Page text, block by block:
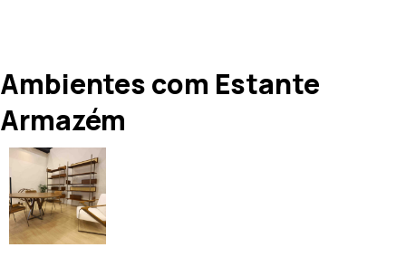
Ambientes com Estante
Armazém